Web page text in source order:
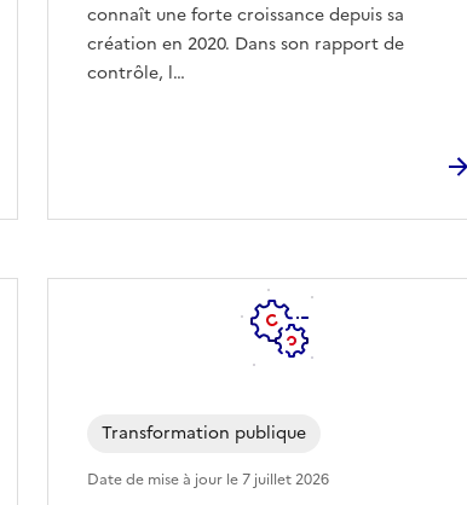
connaît une forte croissance depuis sa
création en 2020. Dans son rapport de
contrôle, l…
Transformation publique
Date de mise à jour le7 juillet 2026